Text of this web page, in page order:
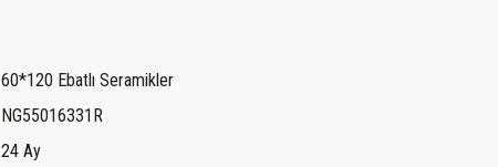
60*120 Ebatlı Seramikler
NG55016331R
24 Ay